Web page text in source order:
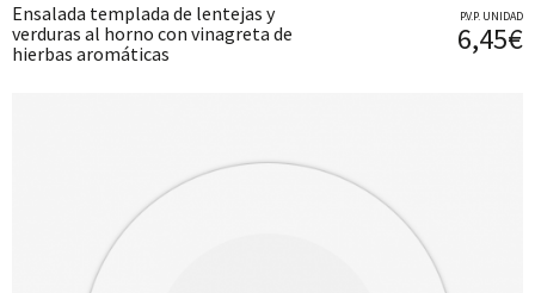
Ensalada templada de lentejas y
verduras al horno con vinagreta de
hierbas aromáticas
P.V.P. UNIDAD
6,45€